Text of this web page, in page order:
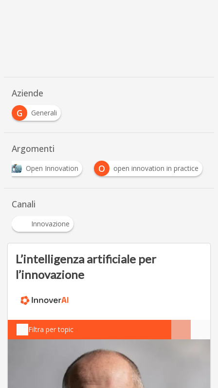
Aziende
G
Generali
Argomenti
Open Innovation O
open innovation in practice
Canali
Innovazione
L’intelligenza artificiale per
l’innovazione
Filtra per topic